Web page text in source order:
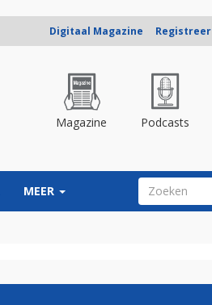
Digitaal Magazine Registreer
Magazine Podcasts
MEER ZOEKVELD